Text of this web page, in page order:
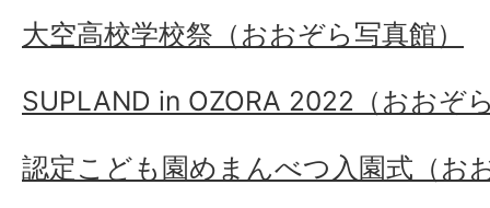
大空高校学校祭（おおぞら写真館）
SUPLAND in OZORA 2022（おおぞ
認定こども園めまんべつ入園式（お